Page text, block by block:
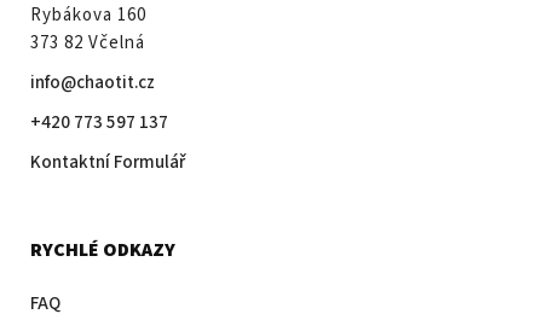
Rybákova 160
373 82 Včelná
info@chaotit.cz
+420 773 597 137
Kontaktní Formulář
RYCHLÉ ODKAZY
FAQ